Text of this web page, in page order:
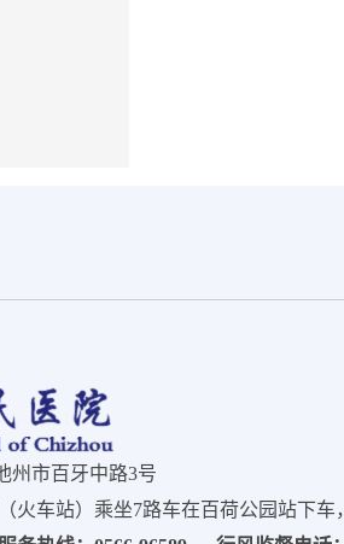
州市百牙中路3号
火车站）乘坐7路车在百荷公园站下